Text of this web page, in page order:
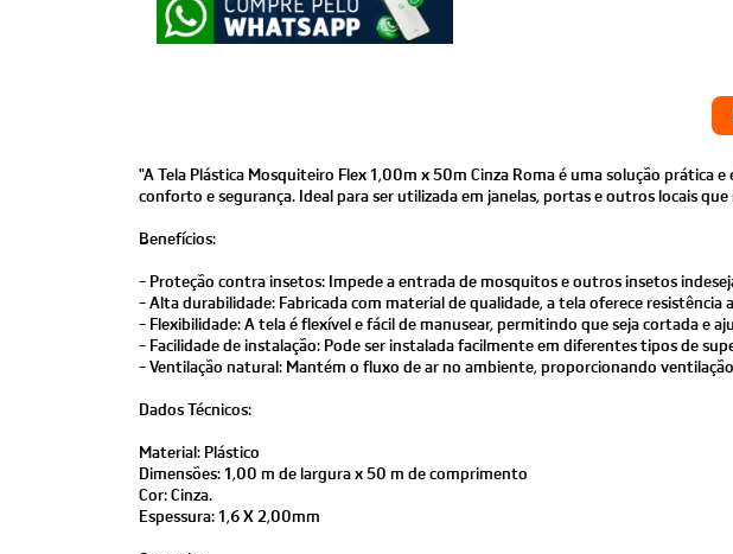
"A Tela Plástica Mosquiteiro Flex 1,00m x 50m Cinza Roma é uma solução
conforto e segurança. Ideal para ser utilizada em janelas, portas e outros locais
Benefícios:
- Proteção contra insetos: Impede a entrada de mosquitos e outros insetos
- Alta durabilidade: Fabricada com material de qualidade, a tela oferece
- Flexibilidade: A tela é flexível e fácil de manusear, permitindo que seja cortada e
- Facilidade de instalação: Pode ser instalada facilmente em diferentes tipos de
- Ventilação natural: Mantém o fluxo de ar no ambiente, proporcionando
Dados Técnicos:
Material: Plástico
Dimensões: 1,00 m de largura x 50 m de comprimento
Cor: Cinza.
Espessura: 1,6 X 2,00mm